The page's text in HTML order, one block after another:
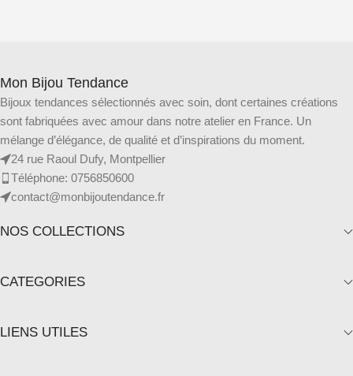
Mon Bijou Tendance
Bijoux tendances sélectionnés avec soin, dont certaines créations
sont fabriquées avec amour dans notre atelier en France. Un
mélange d’élégance, de qualité et d’inspirations du moment.
24 rue Raoul Dufy, Montpellier
Téléphone: 0756850600
contact@monbijoutendance.fr
NOS COLLECTIONS
CATEGORIES
LIENS UTILES